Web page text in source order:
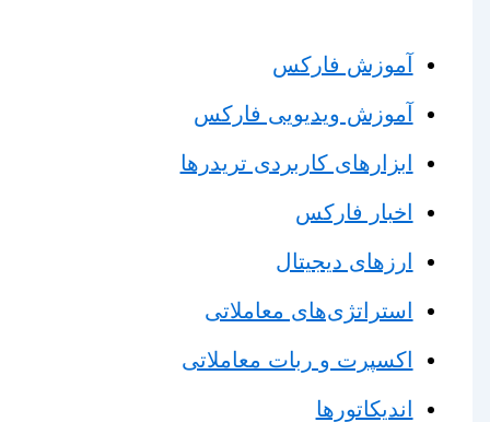
آموزش فارکس
آموزش ویدیویی فارکس
ابزارهای کاربردی تریدرها
اخبار فارکس
ارزهای دیجیتال
استراتژی‌های معاملاتی
اکسپرت و ربات معاملاتی
اندیکاتورها